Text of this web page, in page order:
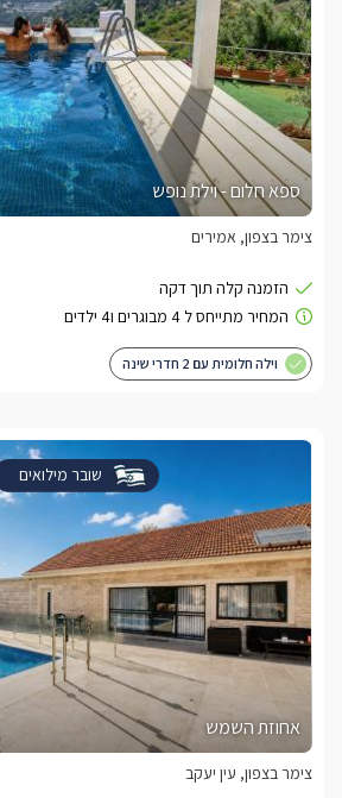
ספא חלום - וילת נופש
צימר בצפון, אמירים
וילה חלומית עם 2 חדרי שינה
שובר מילואים
אחוזת השמש
צימר בצפון, עין יעקב